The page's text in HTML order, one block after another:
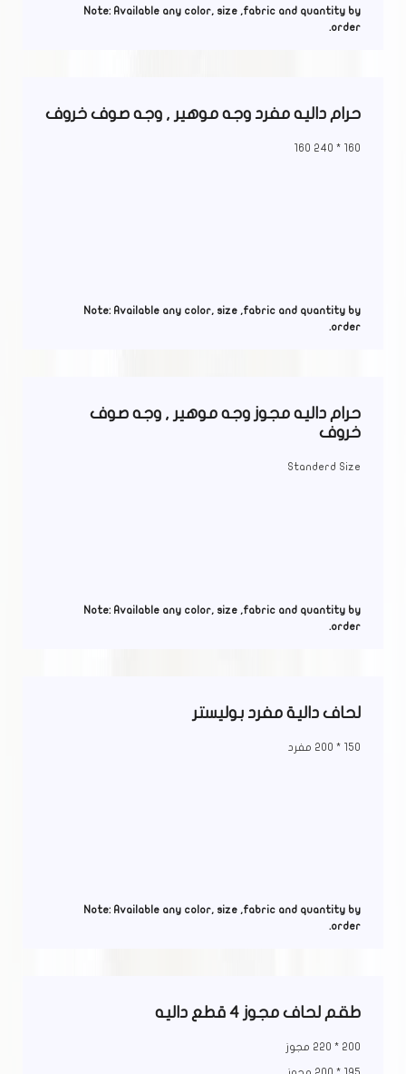
Note: Available any color, size ,fabric and quantity by
order.
حرام داليه مفرد وجه موهير , وجه صوف خروف
160 * 240 160
Note: Available any color, size ,fabric and quantity by
order.
حرام داليه مجوز وجه موهير , وجه صوف
خروف
Standerd Size
Note: Available any color, size ,fabric and quantity by
order.
لحاف دالية مفرد بوليستر
150 * 200 مفرد
Note: Available any color, size ,fabric and quantity by
order.
طقم لحاف مجوز 4 قطع داليه
200 * 220 مجوز